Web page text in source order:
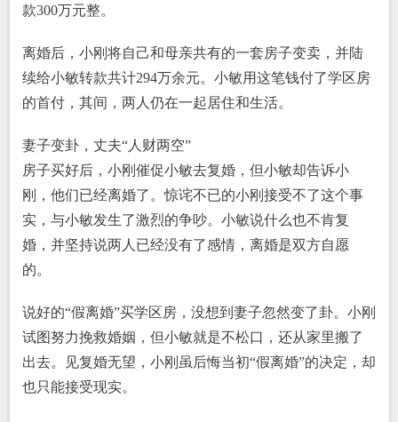
款300万元整。
离婚后，小刚将自己和母亲共有的一套房子变卖，并陆
续给小敏转款共计294万余元。小敏用这笔钱付了学区房
的首付，其间，两人仍在一起居住和生活。
妻子变卦，丈夫“人财两空”
房子买好后，小刚催促小敏去复婚，但小敏却告诉小
刚，他们已经离婚了。惊诧不已的小刚接受不了这个事
实，与小敏发生了激烈的争吵。小敏说什么也不肯复
婚，并坚持说两人已经没有了感情，离婚是双方自愿
的。
说好的“假离婚”买学区房，没想到妻子忽然变了卦。小刚
试图努力挽救婚姻，但小敏就是不松口，还从家里搬了
出去。见复婚无望，小刚虽后悔当初“假离婚”的决定，却
也只能接受现实。